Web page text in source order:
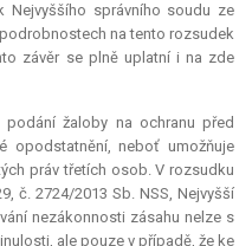
Nejvyššího správního soudu ze
na tento rozsudek
závěr se plně uplatní i na zde
podání žaloby na ochranu před
opodstatnění, neboť umožňuje
práv třetích osob. V rozsudku
č. 2724/2013 Sb. NSS, Nejvyšší
nezákonnosti zásahu nelze s
ale pouze v případě, že ke